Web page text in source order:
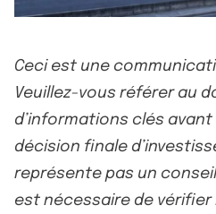
Ceci est une
Veuillez-vous référer au
d’informations clés
décision finale
représente pas un
est nécessaire de